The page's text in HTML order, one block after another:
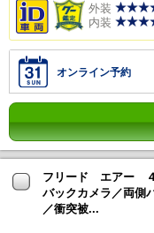
外装
内装
オンライン予約
フリード エアー ４
バックカメラ／両側
／衝突被...